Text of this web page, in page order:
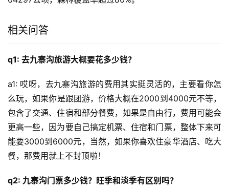
相关问答
q1: 去九寨沟旅游大概要花多少钱？
a1: 哎呀，去九寨沟旅游的费用其实挺灵活的，主要看你怎
么玩，如果你是跟团游，价格大概在2000到4000元不等，
包含了交通、住宿和部分餐费，如果是自由行，费用可能会
更高一些，因为要自己搞定机票、住宿和门票，整体下来可
能要3000到6000元，当然，如果你喜欢住豪华酒店、吃大
餐，那费用就上不封顶啦！
q2: 九寨沟门票多少钱？旺季和淡季有区别吗？